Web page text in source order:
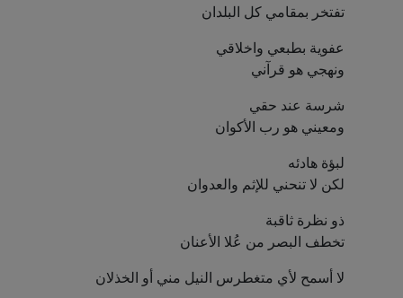
تفتخر بمقامي كل البلدان
عفوية بطبعي واخلاقي
ونهجي هو قرآني
شرسة عند حقي
ومعيني هو رب الأكوان
لبؤة هادئه
لكن لا تنحني للإثم والعدوان
ذو نظرة ثاقبة
تخطف البصر من عُلا الأعنان
لا أسمح لأي متغطرس النيل مني أو الخذلان